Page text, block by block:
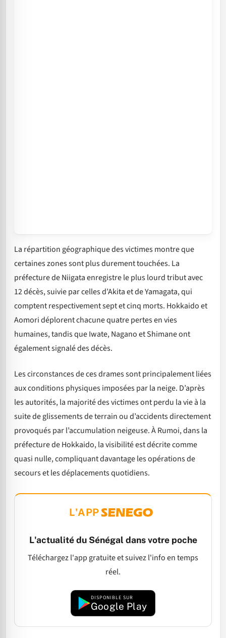
La répartition géographique des victimes montre que
certaines zones sont plus durement touchées. La
préfecture de Niigata enregistre le plus lourd tribut avec
12 décès, suivie par celles d’Akita et de Yamagata, qui
comptent respectivement sept et cinq morts. Hokkaido et
Aomori déplorent chacune quatre pertes en vies
humaines, tandis que Iwate, Nagano et Shimane ont
également signalé des décès.
Les circonstances de ces drames sont principalement liées
aux conditions physiques imposées par la neige. D’après
les autorités, la majorité des victimes ont perdu la vie à la
suite de glissements de terrain ou d’accidents directement
provoqués par l’accumulation neigeuse. À Rumoi, dans la
préfecture de Hokkaido, la visibilité est décrite comme
quasi nulle, compliquant davantage les opérations de
secours et les déplacements quotidiens.
L'APP
L'actualité du Sénégal dans votre poche
Téléchargez l'app gratuite et suivez l'info en temps
réel.
DISPONIBLE SUR
Google Play